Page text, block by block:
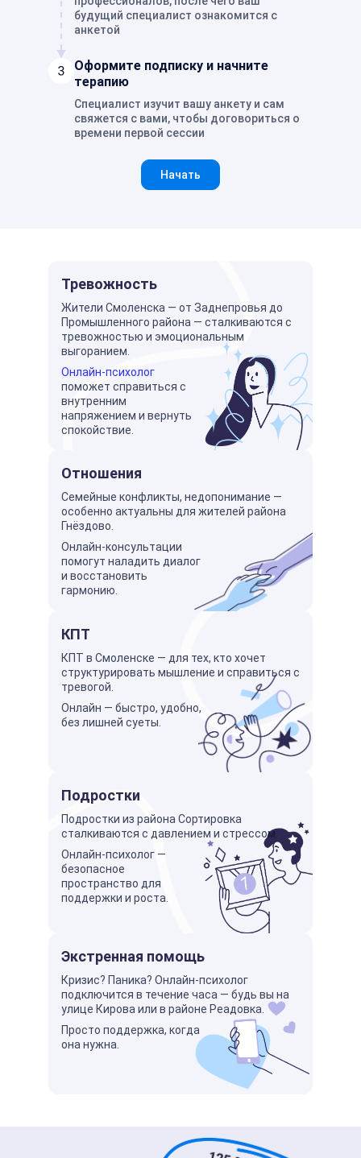
будущий специалист ознакомится с
анкетой
Оформите подписку и начните
терапию
Специалист изучит вашу анкету и сам
свяжется с вами, чтобы договориться о
времени первой сессии
Начать
Тревожность
Жители Смоленска — от Заднепровья до
Промышленного района — сталкиваются с
тревожностью и эмоциональным
выгоранием.
Онлайн-психолог
поможет справиться с
внутренним
напряжением и вернуть
спокойствие.
Отношения
Семейные конфликты, недопонимание —
особенно актуальны для жителей района
Гнёздово.
Онлайн-консультации
помогут наладить диалог
и восстановить
гармонию.
КПТ
КПТ в Смоленске — для тех, кто хочет
структурировать мышление и справиться с
тревогой.
Онлайн — быстро, удобно,
без лишней суеты.
Подростки
Подростки из района Сортировка
сталкиваются с давлением и стрессом.
Онлайн-психолог —
безопасное
пространство для
поддержки и роста.
Экстренная помощь
Кризис? Паника? Онлайн-психолог
подключится в течение часа — будь вы на
улице Кирова или в районе Реадовка.
Просто поддержка, когда
она нужна.